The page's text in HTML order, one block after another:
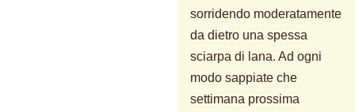
sorridendo moderatamente
da dietro una spessa
sciarpa di lana. Ad ogni
modo sappiate che
settimana prossima